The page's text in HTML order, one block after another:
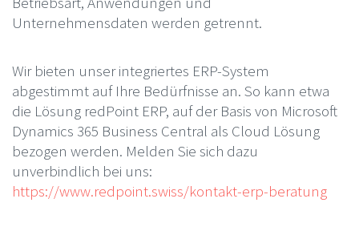
Unternehmensdaten werden getrennt.
Wir bieten unser integriertes ERP-System
abgestimmt auf Ihre Bedürfnisse an. So kann etwa
die Lösung redPoint ERP, auf der Basis von Microsoft
Dynamics 365 Business Central als Cloud Lösung
bezogen werden. Melden Sie sich dazu
unverbindlich bei uns:
https://www.redpoint.swiss/kontakt-erp-beratung